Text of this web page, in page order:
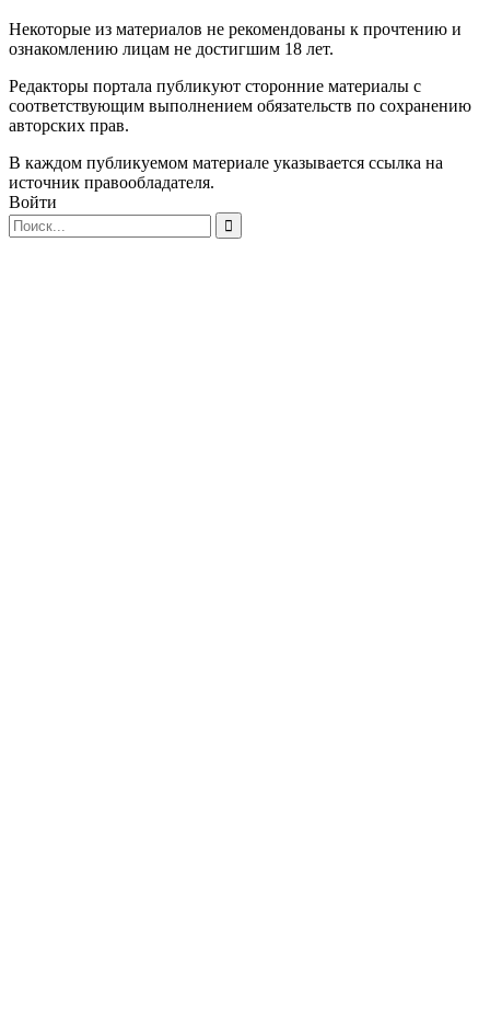
Некоторые из материалов не рекомендованы к прочтению и
ознакомлению лицам не достигшим 18 лет.
Редакторы портала публикуют сторонние материалы с
соответствующим выполнением обязательств по сохранению
авторских прав.
В каждом публикуемом материале указывается ссылка на
источник правообладателя.
Войти